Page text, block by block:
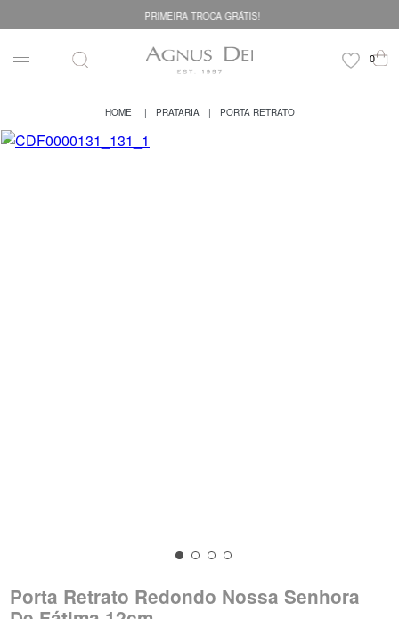
PRIMEIRA TROCA GRÁTIS!
PRATARIA PORTA RETRATO
Porta Retrato Redondo Nossa Senhora